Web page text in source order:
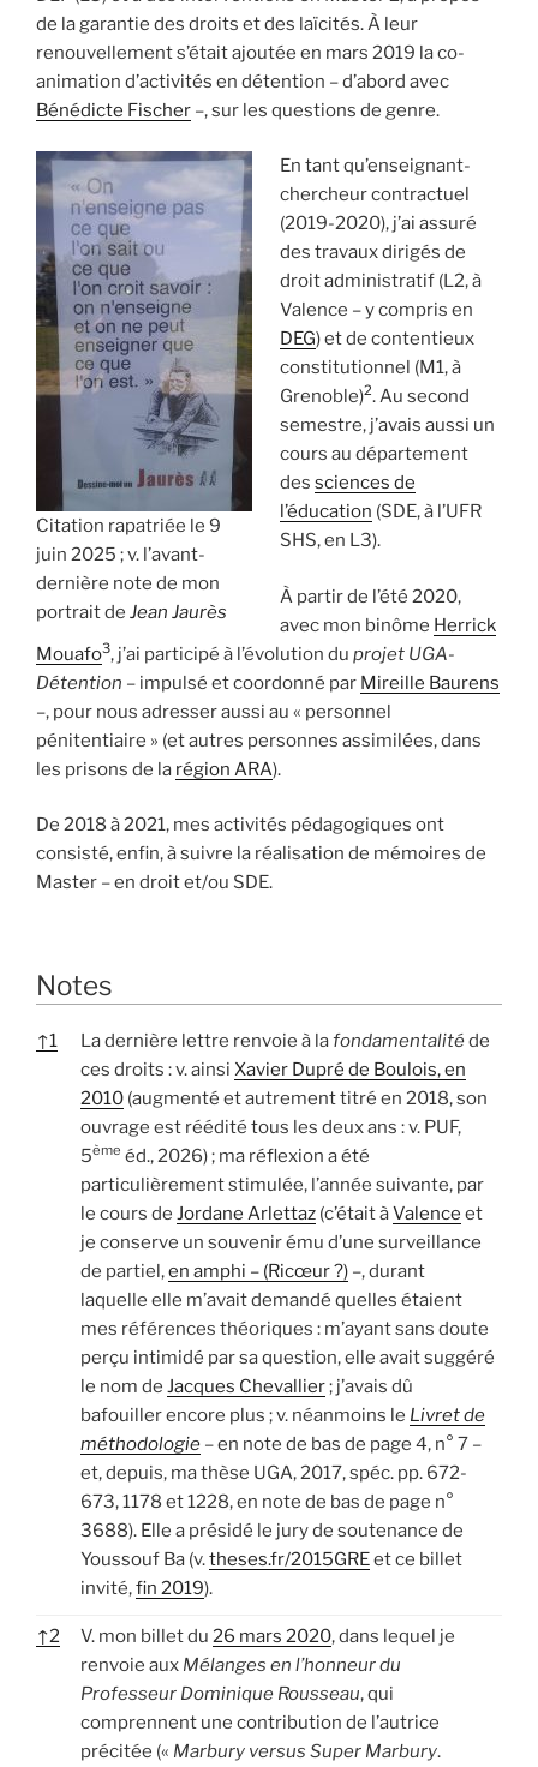
de la garantie des droits et des laïcités. À leur
renouvellement s’était ajoutée en mars 2019 la co-
animation d’activités en détention – d’abord avec
Bénédicte Fischer –, sur les questions de genre.
Citation rapatriée le 9
juin 2025 ; v. l’avant-
dernière note de mon
portrait de Jean Jaurès
En tant qu’enseignant-
chercheur contractuel
(2019-2020), j’ai assuré
des travaux dirigés de
droit administratif (L2, à
Valence – y compris en
DEG) et de contentieux
constitutionnel (M1, à
Grenoble)2. Au second
semestre, j’avais aussi un
cours au département
des sciences de
l’éducation (SDE, à l’UFR
SHS, en L3).
À partir de l’été 2020,
avec mon binôme Herrick
Mouafo3, j’ai participé à l’évolution du projet UGA-
Détention – impulsé et coordonné par Mireille Baurens
–, pour nous adresser aussi au « personnel
pénitentiaire » (et autres personnes assimilées, dans
les prisons de la région ARA).
De 2018 à 2021, mes activités pédagogiques ont
consisté, enfin, à suivre la réalisation de mémoires de
Master – en droit et/ou SDE.
Notes
↑1 La dernière lettre renvoie à lafondamentalitéde
ces droits : v. ainsi Xavier Dupré de Boulois, en
2010 (augmenté et autrement titré en 2018, son
ouvrage est réédité tous les deux ans : v. PUF,
5ème éd., 2026) ; ma réflexion a été
particulièrement stimulée, l’année suivante, par
le cours de Jordane Arlettaz (c’était àValence et
je conserve un souvenir ému d’une surveillance
de partiel,en amphi – (Ricœur ?) –, durant
laquelle elle m’avait demandé quelles étaient
mes références théoriques : m’ayant sans doute
perçu intimidé par sa question, elle avait suggéré
le nom de Jacques Chevallier; j’avais dû
bafouiller encore plus ; v. néanmoins le Livret de
méthodologie – en note de bas de page 4, n° 7 –
et, depuis, ma thèse UGA, 2017, spéc. pp. 672-
673, 1178 et 1228, en note de bas de page n°
3688). Elle a présidé le jury de soutenance de
Youssouf Ba (v.theses.fr/2015GREet ce billet
invité,fin 2019).
↑2 V. mon billet du 26 mars 2020, dans lequel je
renvoie aux Mélanges en l’honneur du
Professeur Dominique Rousseau, qui
comprennent une contribution de l’autrice
précitée (« Marbury versus Super Marbury.